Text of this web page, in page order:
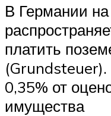
В Германии на
платить
(Grundsteuer).
0,35% от
имущества